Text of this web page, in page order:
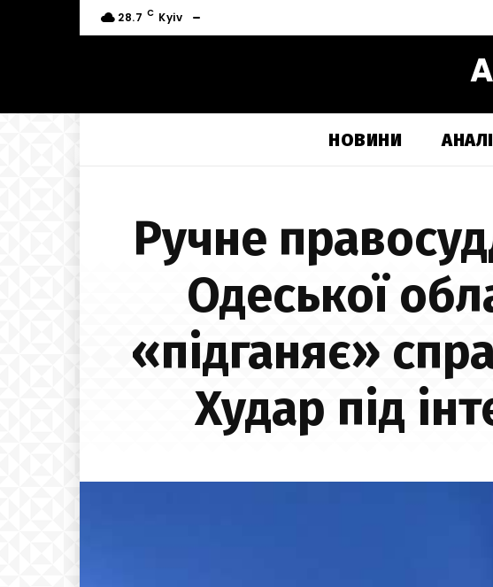
28.7 C Kyiv
НОВИНИ
Ручне
Одеської
«підганяє»
Худар під